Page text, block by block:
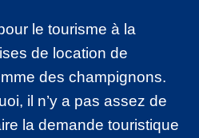
le tourisme à la
de location de
des champignons.
il n’y a pas assez de
la demande touristique